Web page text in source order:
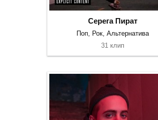
Серега Пират
Поп, Рок, Альтернатива
31 клип